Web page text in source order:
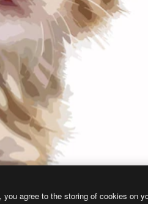
使うと、あなた独自の画像を作成できます
you agree to the storing of cookies on